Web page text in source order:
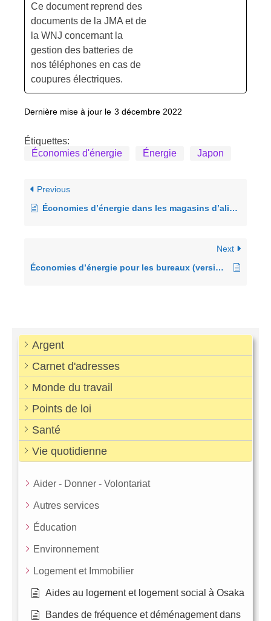
Argent
Carnet d'adresses
Monde du travail
Points de loi
Santé
Vie quotidienne
Aider - Donner - Volontariat
Autres services
Éducation
Environnement
Logement et Immobilier
Aides au logement et logement social à Osaka
Bandes de fréquence et déménagement dans
Ce document reprend des
documents de la JMA et de
la WNJ concernant la
gestion des batteries de
nos téléphones en cas de
coupures électriques.
Dernière mise à jour le 3 décembre 2022
Étiquettes:
Économies d'énergie
Énergie Japon
Previous
Économies d’énergie dans les magasins d’alimentation (version hiver)
Next
Économies d’énergie pour les bureaux (version hiver)